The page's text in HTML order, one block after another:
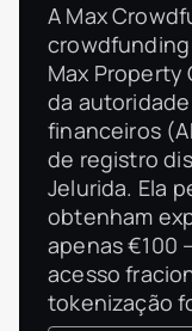
A Max
Max Property
da
financeiros
de registro
Jelurida. Ela
obtenham
apenas €100
acesso
tokenização